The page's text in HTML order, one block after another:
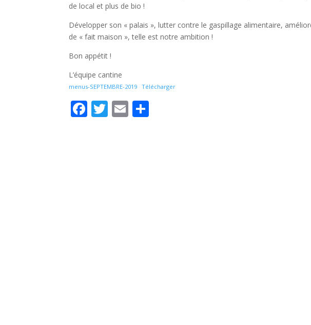
de local et plus de bio !
Développer son « palais », lutter contre le gaspillage alimentaire,
de « fait maison », telle est notre ambition !
Bon appétit !
L’équipe cantine
menus-SEPTEMBRE-2019 Télécharger
F T E